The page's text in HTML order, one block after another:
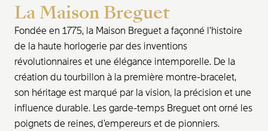
La Maison Breguet
Fondée en 1775, la Maison Breguet a façonné l’histoire
de la haute horlogerie par des inventions
révolutionnaires et une élégance intemporelle. De la
création du tourbillon à la première montre-bracelet,
son héritage est marqué par la vision, la précision et une
influence durable. Les garde-temps Breguet ont orné les
poignets de reines, d’empereurs et de pionniers.